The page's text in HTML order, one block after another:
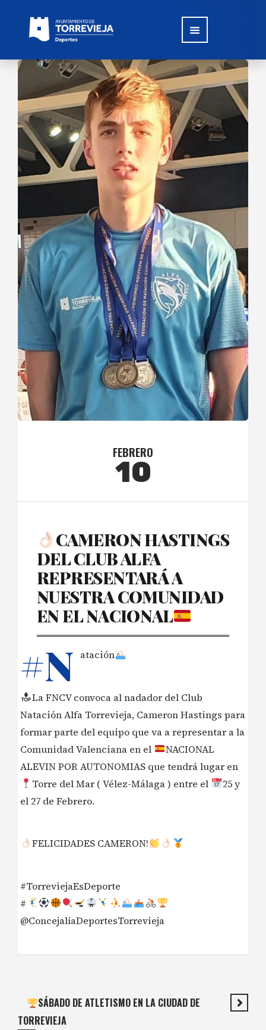
FEBRERO
10
CAMERON HASTINGS
DEL CLUB ALFA
REPRESENTARÁ A
NUESTRA COMUNIDAD
EN EL NACIONAL
#N atación
La FNCV convoca al nadador del Club
Natación Alfa Torrevieja, Cameron Hastings para
formar parte del equipo que va a representar a la
Comunidad Valenciana en el
NACIONAL
ALEVIN POR AUTONOMIAS que tendrá lugar en
Torre del Mar ( Vélez-Málaga ) entre el
25 y
el 27 de Febrero.
FELICIDADES CAMERON!
#TorreviejaEsDeporte
#
@ConcejalíaDeportesTorrevieja
SÁBADO DE ATLETISMO EN LA CIUDAD DE
TORREVIEJA